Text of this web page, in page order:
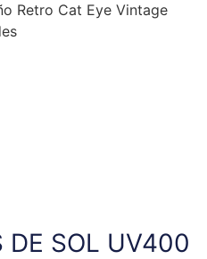
Retro Cat Eye Vintage
DE SOL UV400